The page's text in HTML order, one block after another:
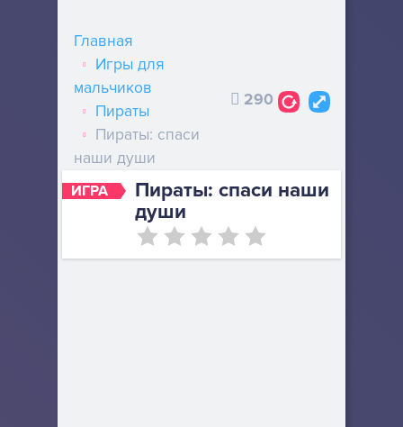
ИГРА
Пираты: спаси наши
души
Главная
Игры для
мальчиков
Пираты
Пираты: спаси
наши души
290